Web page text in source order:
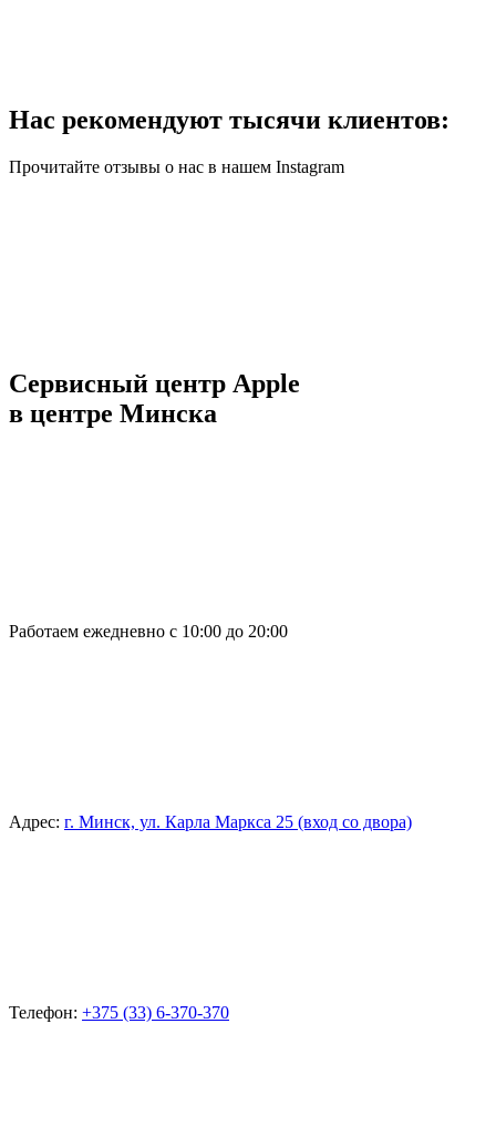
Нас рекомендуют тысячи клиентов:
Прочитайте отзывы о нас в нашем Instagram
Сервисный центр Apple
в центре Минска
Работаем ежедневно с 10:00 до 20:00
Адрес: г. Минск, ул. Карла Маркса 25 (вход со двора)
Телефон: +375 (33) 6-370-370